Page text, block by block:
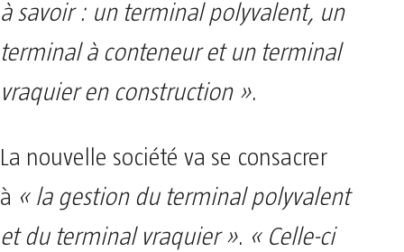
à savoir : un terminal polyvalent, un
terminal à conteneur et un terminal
vraquier en construction ».
La nouvelle société va se consacrer
à « la gestion du terminal polyvalent
et du terminal vraquier ». « Celle-ci